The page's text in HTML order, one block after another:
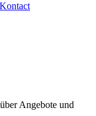
Kontact
Angebote und